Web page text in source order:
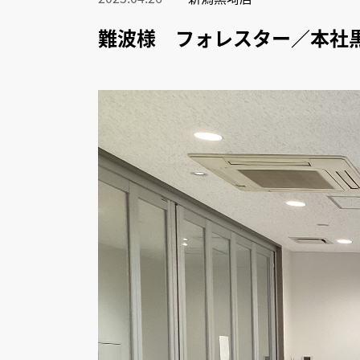
難波様 フォレスター／本社